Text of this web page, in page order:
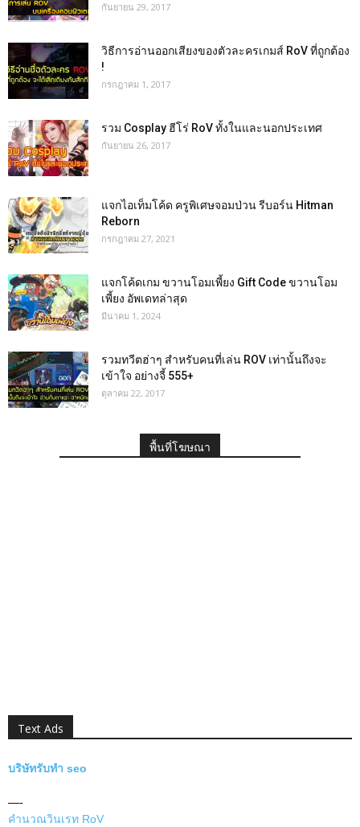
กันยายน 29, 2017
วิธีการอ่านออกเสียงของตัวละครเกมส์ RoV ที่ถูกต้อง
!
กรกฎาคม 1, 2017
รวม Cosplay ฮีโร่ RoV ทั้งในและนอกประเทศ
กันยายน 26, 2017
แจกไอเท็มโค้ด ครูพิเศษจอมป่วน รีบอร์น Hitman
Reborn
กรกฎาคม 27, 2021
แจกโค้ดเกม ขวานโอมเพี้ยง Gift Code ขวานโอม
เพี้ยง อัพเดทล่าสุด
มีนาคม 1, 2024
รวมทวีตฮ่าๆ สำหรับคนที่เล่น ROV เท่านั้นถึงจะ
เข้าใจ อย่างจี้ 555+
ตุลาคม 22, 2017
พื้นที่โฆษณา
Text Ads
บริษัทรับทำ seo
—-
คำนวณวินเรท RoV